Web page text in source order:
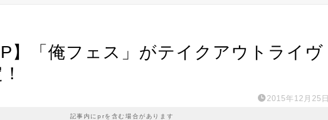
】「俺フェス」がテイクアウトライヴ
2015年12月25日
記事内にprを含む場合があります